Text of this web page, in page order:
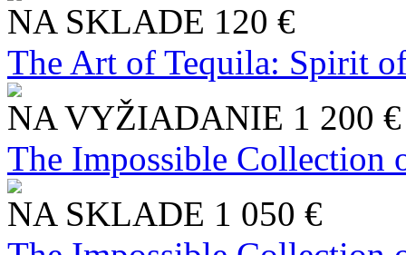
NA SKLADE 120 €
The Art of Tequila: Spirit
NA VYŽIADANIE 1 200 €
The Impossible Collection
NA SKLADE 1 050 €